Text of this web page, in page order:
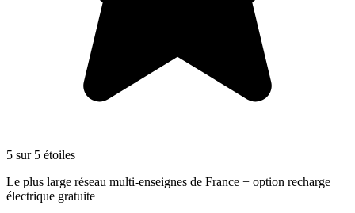
5 sur 5 étoiles
Le plus large réseau multi-enseignes de France + option recharge
électrique gratuite